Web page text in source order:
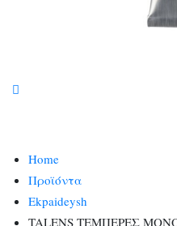
Home
Προϊόντα
Ekpaideysh
TALENS ΤΕΜΠΕΡΕΣ